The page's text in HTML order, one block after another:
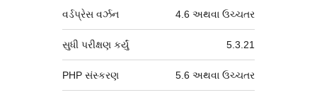
વર્ડપ્રેસ વર્ઝન 4.6 અથવા ઉચ્ચતર
5.3.21
સુધી પરીક્ષણ કર્યું
PHP સંસ્કરણ 5.6 અથવા ઉચ્ચતર